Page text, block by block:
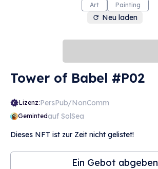
Art Painting
Neu laden
Tower of Babel #P02
Lizenz:PersPub/NonComm
Gemintedauf SolSea
Dieses NFT ist zur Zeit nicht gelistet!
Ein Gebot abgeben